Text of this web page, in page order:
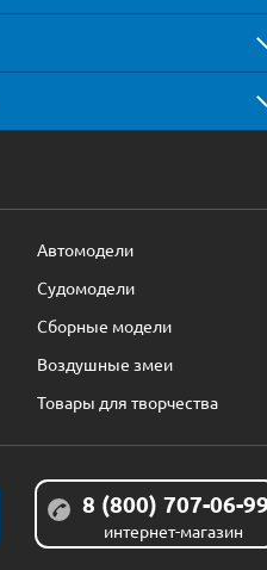
Автомодели
Судомодели
Сборные модели
Воздушные змеи
Товары для творчества
8 (800) 707-06-
интернет-магазин